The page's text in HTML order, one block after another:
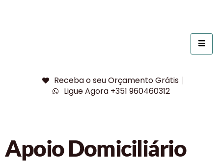
Receba o seu Orçamento Grátis
Ligue Agora +351 960460312
Apoio Domiciliário